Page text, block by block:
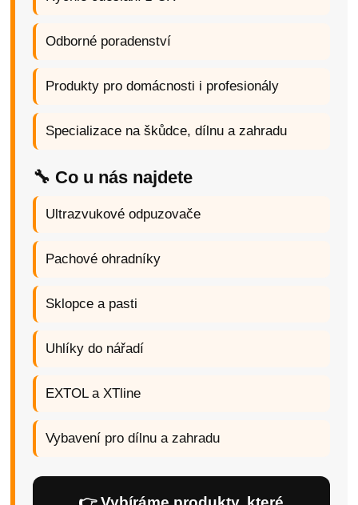
Odborné poradenství
Produkty pro domácnosti i profesionály
Specializace na škůdce, dílnu a zahradu
🔧 Co u nás najdete
Ultrazvukové odpuzovače
Pachové ohradníky
Sklopce a pasti
Uhlíky do nářadí
EXTOL a XTline
Vybavení pro dílnu a zahradu